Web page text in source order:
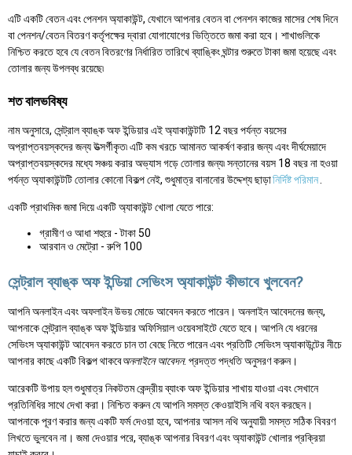
এটি একটি বেতন এবং পেনশন অ্যাকাউন্ট, যেখানে আপনার বেতন বা পেনশন কাজের মাসের শেষ দিনে
বা পেনশন/বেতন বিতরণ কর্তৃপক্ষের দ্বারা যোগাযোগের ভিত্তিতে জমা করা হবে। শাখাগুলিকে
নিশ্চিত করতে হবে যে বেতন বিতরণের নির্ধারিত তারিখে ব্যাঙ্কিং ঘন্টার শুরুতে টাকা জমা হয়েছে এবং
তোলার জন্য উপলব্ধ রয়েছে৷
শত বালভবিষ্য
নাম অনুসারে, সেন্ট্রাল ব্যাঙ্ক অফ ইন্ডিয়ার এই অ্যাকাউন্টটি 12 বছর পর্যন্ত বয়সের
অপ্রাপ্তবয়স্কদের জন্য উত্সর্গীকৃত৷ এটি কম খরচে আমানত আকর্ষণ করার জন্য এবং দীর্ঘমেয়াদে
অপ্রাপ্তবয়স্কদের মধ্যে সঞ্চয় করার অভ্যাস গড়ে তোলার জন্য৷ সন্তানের বয়স 18 বছর না হওয়া
পর্যন্ত অ্যাকাউন্টটি তোলার কোনো বিকল্প নেই, শুধুমাত্র বানানোর উদ্দেশ্য ছাড়ানির্দিষ্ট পরিমান
একটি প্রাথমিক জমা দিয়ে একটি অ্যাকাউন্ট খোলা যেতে পারে:
গ্রামীণ ও আধা শহুরে - টাকা 50
আরবান ও মেট্রো - রুপি 100
সেন্ট্রাল ব্যাঙ্ক অফ ইন্ডিয়া সেভিংস অ্যাকাউন্ট কীভাবে খুলবেন?
আপনি অনলাইন এবং অফলাইন উভয় মোডে আবেদন করতে পারেন। অনলাইন আবেদনের জন্য,
আপনাকে সেন্ট্রাল ব্যাঙ্ক অফ ইন্ডিয়ার অফিসিয়াল ওয়েবসাইটে যেতে হবে। আপনি যে ধরনের
সেভিংস অ্যাকাউন্ট আবেদন করতে চান তা বেছে নিতে পারেন এবং প্রতিটি সেভিংস অ্যাকাউন্টের নীচে
আপনার কাছে একটি বিকল্প থাকবেঅনলাইনে আবেদন. প্রদত্ত পদ্ধতি অনুসরণ করুন।
আরেকটি উপায় হল শুধুমাত্র নিকটতম কেন্দ্রীয় ব্যাংক অফ ইন্ডিয়ার শাখায় যাওয়া এবং সেখানে
প্রতিনিধির সাথে দেখা করা। নিশ্চিত করুন যে আপনি সমস্ত কেওয়াইসি নথি বহন করছেন।
আপনাকে পূরণ করার জন্য একটি ফর্ম দেওয়া হবে, আপনার আসল নথি অনুযায়ী সমস্ত সঠিক বিবরণ
লিখতে ভুলবেন না। জমা দেওয়ার পরে, ব্যাঙ্ক আপনার বিবরণ এবং অ্যাকাউন্ট খোলার প্রক্রিয়া